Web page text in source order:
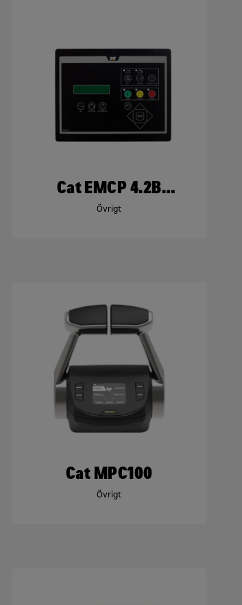
Cat EMCP 4.2B
Kontrollpanel
Övrigt
Cat MPC100
Övrigt